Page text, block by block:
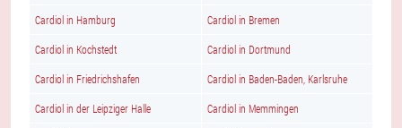
Cardiol in Hamburg Cardiol in Bremen
Cardiol in Kochstedt Cardiol in Dortmund
Cardiol in Friedrichshafen Cardiol in Baden-Baden, Karlsruhe
Cardiol in der Leipziger Halle Cardiol in Memmingen